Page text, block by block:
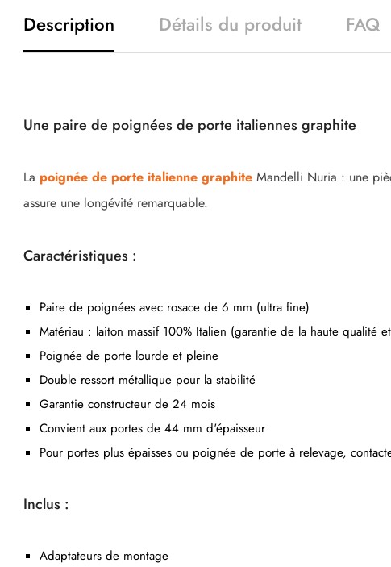
Description Détails du produit FAQ
Une paire de poignées de porte italiennes graphite
La poignée de porte italienne graphite Mandelli Nuria : une
assure une longévité remarquable.
Caractéristiques :
Paire de poignées avec rosace de 6 mm (ultra fine)
Matériau : laiton massif 100% Italien (garantie de la haute qualité
Poignée de porte lourde et pleine
Double ressort métallique pour la stabilité
Garantie constructeur de 24 mois
Convient aux portes de 44 mm d'épaisseur
Pour portes plus épaisses ou poignée de porte à relevage,
Inclus :
Adaptateurs de montage